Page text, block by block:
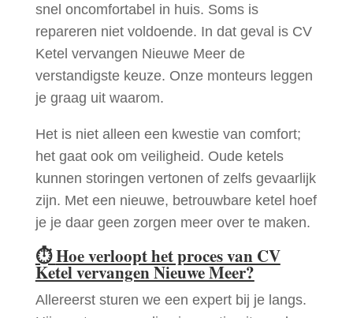
snel oncomfortabel in huis. Soms is
repareren niet voldoende. In dat geval is CV
Ketel vervangen Nieuwe Meer de
verstandigste keuze. Onze monteurs leggen
je graag uit waarom.
Het is niet alleen een kwestie van comfort;
het gaat ook om veiligheid. Oude ketels
kunnen storingen vertonen of zelfs gevaarlijk
zijn. Met een nieuwe, betrouwbare ketel hoef
je je daar geen zorgen meer over te maken.
⏱Hoe verloopt het proces van CV
Ketel vervangen Nieuwe Meer?
Allereerst sturen we een expert bij je langs.